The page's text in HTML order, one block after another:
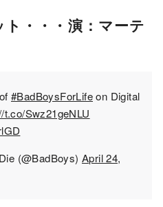
・・・演：マーテ
#BadBoysForLifeon Digital
t.co/Swz21geNLU
(@BadBoys) April 24,